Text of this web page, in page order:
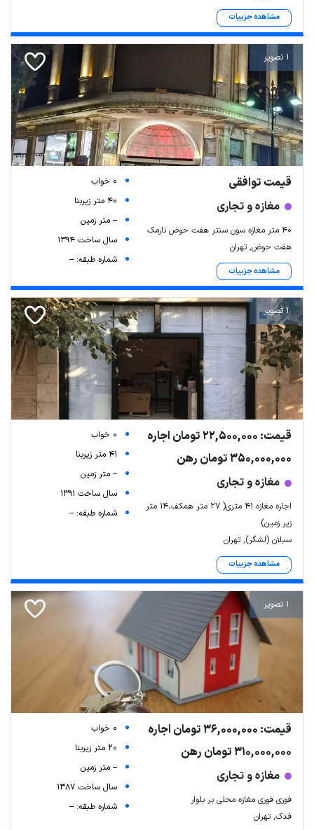
مشاهده جزییات
1 تصویر
قیمت توافقی
مغازه و تجاری
۴۰ متر مغازه سون سنتر هفت حوض نارمک
هفت حوض, تهران
مشاهده جزییات
0 خواب
40 متر زیربنا
-- متر زمین
سال ساخت 1394
شماره طبقه: --
1 تصویر
قیمت: 22,500,000 تومان اجاره
350,000,000 تومان رهن
مغازه و تجاری
اجاره مغازه ۴۱ متری( ۲۷ متر همکف،۱۴ متر
زیر زمین)
سبلان (لشگر), تهران
مشاهده جزییات
0 خواب
41 متر زیربنا
-- متر زمین
سال ساخت 1391
شماره طبقه: --
1 تصویر
قیمت: 36,000,000 تومان اجاره
310,000,000 تومان رهن
مغازه و تجاری
فوری فوری مغازه محلی بر بلوار
فدک, تهران
0 خواب
20 متر زیربنا
-- متر زمین
سال ساخت 1387
شماره طبقه: --